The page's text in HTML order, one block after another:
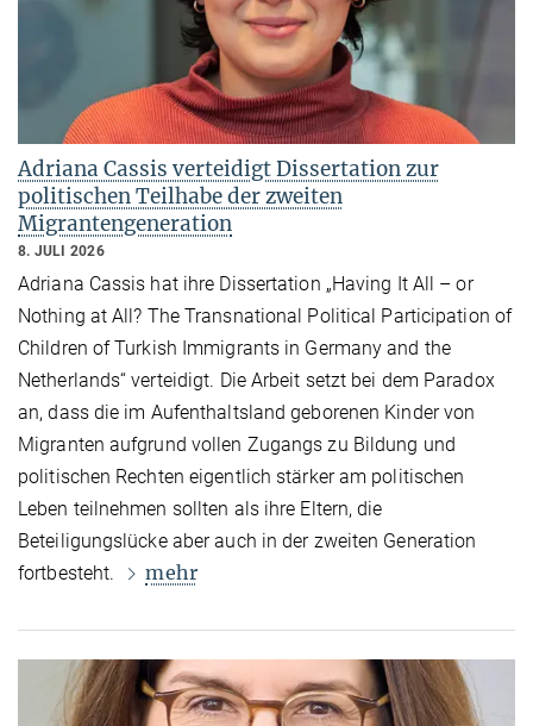
Adriana Cassis verteidigt Dissertation zur
politischen Teilhabe der zweiten
Migrantengeneration
8. JULI 2026
Adriana Cassis hat ihre Dissertation „Having It All – or
Nothing at All? The Transnational Political Participation of
Children of Turkish Immigrants in Germany and the
Netherlands“ verteidigt. Die Arbeit setzt bei dem Paradox
an, dass die im Aufenthaltsland geborenen Kinder von
Migranten aufgrund vollen Zugangs zu Bildung und
politischen Rechten eigentlich stärker am politischen
Leben teilnehmen sollten als ihre Eltern, die
Beteiligungslücke aber auch in der zweiten Generation
fortbesteht.
mehr